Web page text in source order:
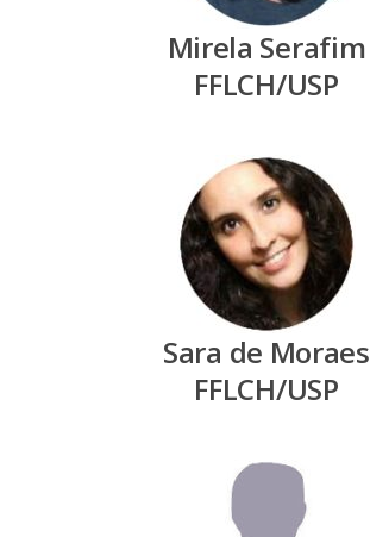
Mirela Serafim
FFLCH/USP
Sara de Moraes
FFLCH/USP